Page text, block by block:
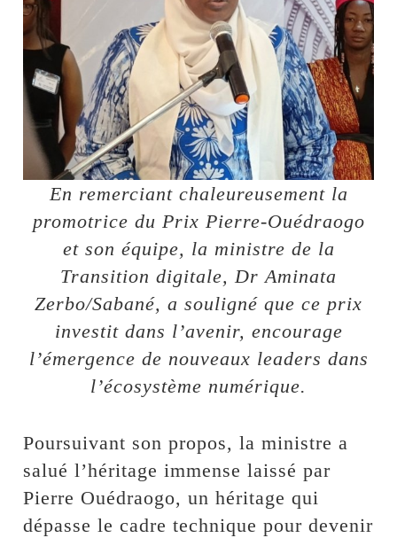
En remerciant chaleureusement la
promotrice du Prix Pierre-Ouédraogo
et son équipe, la ministre de la
Transition digitale, Dr Aminata
Zerbo/Sabané, a souligné que ce prix
investit dans l’avenir, encourage
l’émergence de nouveaux leaders dans
l’écosystème numérique.
Poursuivant son propos, la ministre a
salué l’héritage immense laissé par
Pierre Ouédraogo, un héritage qui
dépasse le cadre technique pour devenir